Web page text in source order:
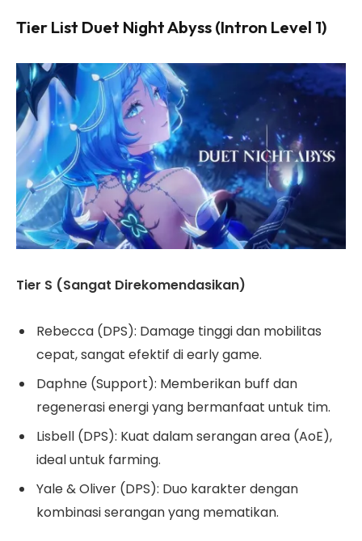
Tier List Duet Night Abyss (Intron Level 1)
Tier S (Sangat Direkomendasikan)
Rebecca (DPS): Damage tinggi dan mobilitas
cepat, sangat efektif di early game.
Daphne (Support): Memberikan buff dan
regenerasi energi yang bermanfaat untuk tim.
Lisbell (DPS): Kuat dalam serangan area (AoE),
ideal untuk farming.
Yale & Oliver (DPS): Duo karakter dengan
kombinasi serangan yang mematikan.